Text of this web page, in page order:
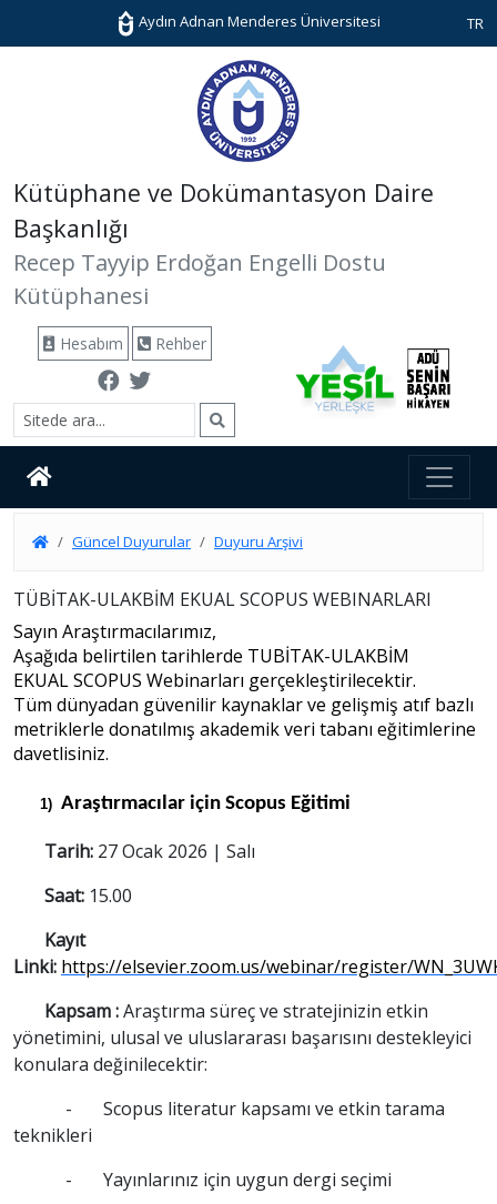
Aydın Adnan Menderes Üniversitesi TR
Kütüphane ve Dokümantasyon Daire
Başkanlığı
Recep Tayyip Erdoğan Engelli Dostu
Kütüphanesi
Hesabım Rehber
Güncel Duyurular Duyuru Arşivi
TÜBİTAK-ULAKBİM EKUAL SCOPUS WEBINARLARI
Sayın Araştırmacılarımız,
Aşağıda belirtilen tarihlerde TUBİTAK-ULAKBİM
EKUAL SCOPUS Webinarları gerçekleştirilecektir.
Tüm dünyadan güvenilir kaynaklar ve gelişmiş atıf bazlı
metriklerle donatılmış akademik veri tabanı eğitimlerine
davetlisiniz.
1) Araştırmacılar için Scopus Eğitimi
Tarih: 27 Ocak 2026 | Salı
Saat: 15.00
Kayıt
Linki: https://elsevier.zoom.us/webinar/register/
Kapsam :Araştırma süreç ve stratejinizin etkin
yönetimini, ulusal ve uluslararası başarısını destekleyici
konulara değinilecektir:
- Scopus literatur kapsamı ve etkin tarama
teknikleri
- Yayınlarınız için uygun dergi seçimi